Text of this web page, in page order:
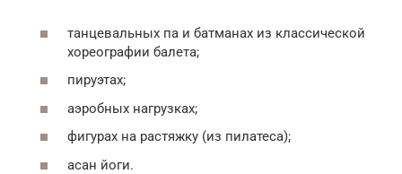
танцевальных па и батманах из классической
хореографии балета;
пируэтах;
аэробных нагрузках;
фигурах на растяжку (из пилатеса);
асан йоги.